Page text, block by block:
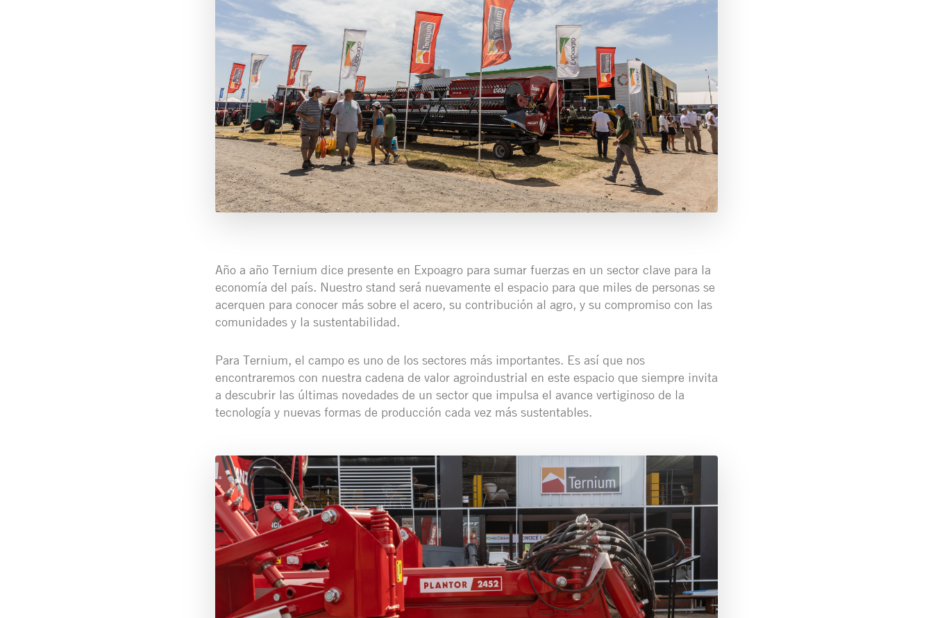
Año a año Ternium dice presente en Expoagro para sumar fuerzas en un sector clave para la
economía del país. Nuestro stand será nuevamente el espacio para que miles de personas se
acerquen para conocer más sobre el acero, su contribución al agro, y su compromiso con las
comunidades y la sustentabilidad.
Para Ternium, el campo es uno de los sectores más importantes. Es así que nos
encontraremos con nuestra cadena de valor agroindustrial en este espacio que siempre invita
a descubrir las últimas novedades de un sector que impulsa el avance vertiginoso de la
tecnología y nuevas formas de producción cada vez más sustentables.